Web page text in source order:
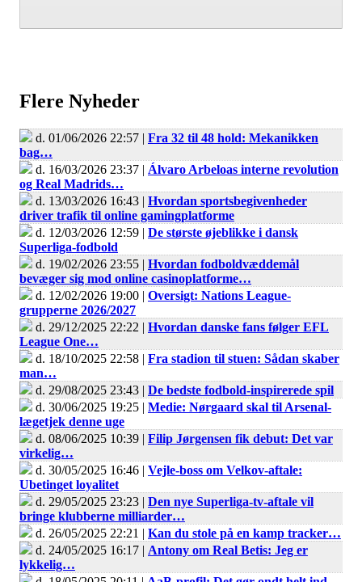
Flere Nyheder
d. 01/06/2026 22:57 | Fra 32 til 48 hold: Mekanikken
bag…
d. 16/03/2026 23:37 | Álvaro Arbeloas interne revolution
og Real Madrids…
d. 13/03/2026 16:43 | Hvordan sportsbegivenheder
driver trafik til online gamingplatforme
d. 12/03/2026 12:59 | De største øjeblikke i dansk
Superliga-fodbold
d. 19/02/2026 23:55 | Hvordan fodboldvæddemål
bevæger sig mod online casinoplatforme…
d. 12/02/2026 19:00 | Oversigt: Nations League-
grupperne 2026/2027
d. 29/12/2025 22:22 | Hvordan danske fans følger EFL
League One…
d. 18/10/2025 22:58 | Fra stadion til stuen: Sådan skaber
man…
d. 29/08/2025 23:43 | De bedste fodbold-inspirerede spil
d. 30/06/2025 19:25 | Medie: Nørgaard skal til Arsenal-
lægetjek denne uge
d. 08/06/2025 10:39 | Filip Jørgensen fik debut: Det var
virkelig…
d. 30/05/2025 16:46 | Vejle-boss om Velkov-aftale:
Ubetinget loyalitet
d. 29/05/2025 23:23 | Den nye Superliga-tv-aftale vil
bringe klubberne milliarder…
d. 26/05/2025 22:21 | Kan du stole på en kamp tracker…
d. 24/05/2025 16:17 | Antony om Real Betis: Jeg er
lykkelig…